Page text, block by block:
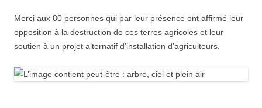
Merci aux 80 personnes qui par leur présence ont affirmé leur
opposition à la destruction de ces terres agricoles et leur
soutien à un projet alternatif d’installation d’agriculteurs.